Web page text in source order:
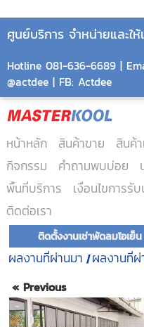
ศูนย์บริการ จำหน่ายและให้
Hotline 081-636-6689 |
@actdee | FB: Actdee
หน้าหลัก สินค้าขาย สินค้า
กิจกรรม
คำถามพบบ่อย
พื้นที่บริการ
เงื่อนไขการรั
ติดต่อเรา
ติดตั้งงานเช่าพัดลมไอเย็
ผลงานที่ผ่านมา | ผลงานที่ผ่
« Previous